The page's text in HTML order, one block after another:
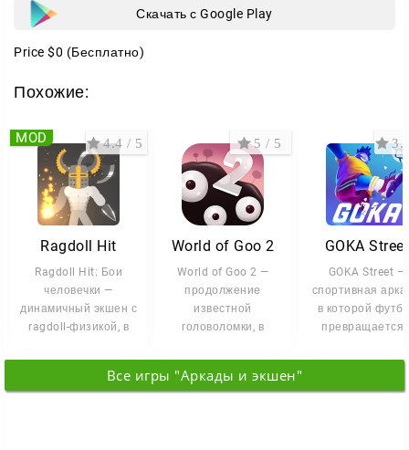
Скачать с Google Play
Price $0 (Бесплатно)
Похожие:
Ragdoll Hit
Ragdoll Hit: Бои
человечки —
динамичный экшен с
ragdoll-физикой, в
драка выглядит
4.4 / 5
MOD
World of Goo 2
World of Goo 2 —
продолжение
известной
головоломки, в
строительство снова
становится
5 / 5
GOKA Street
GOKA Street —
спортивная
в которой
превращается
Все игры "Аркады и экшен"